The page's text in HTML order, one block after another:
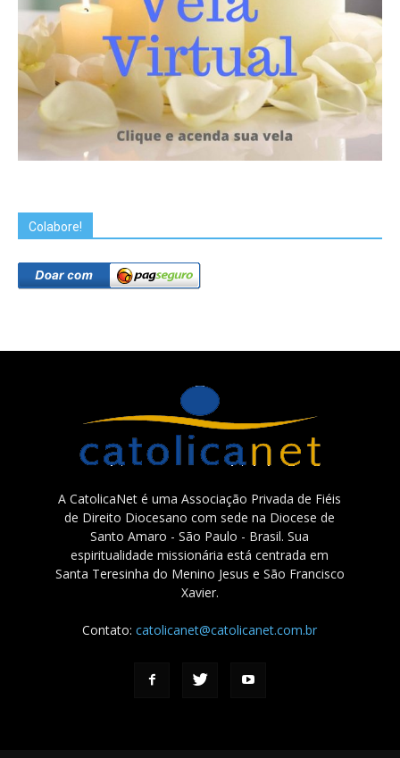
Colabore!
A CatolicaNet é uma Associação Privada de Fiéis
de Direito Diocesano com sede na Diocese de
Santo Amaro - São Paulo - Brasil. Sua
espiritualidade missionária está centrada em
Santa Teresinha do Menino Jesus e São Francisco
Xavier.
Contato:catolicanet@catolicanet.com.br